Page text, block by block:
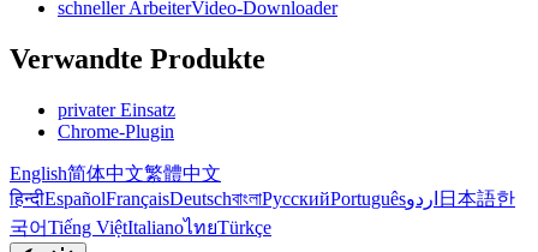
schneller ArbeiterVideo-Downloader
Verwandte Produkte
privater Einsatz
Chrome-Plugin
English简体中文繁體中文
हिन्दीEspañolFrançaisDeutschবাংলাРусскийPortuguêsاردو 日本語한
국어Tiếng ViệtItalianoไทยTürkçe